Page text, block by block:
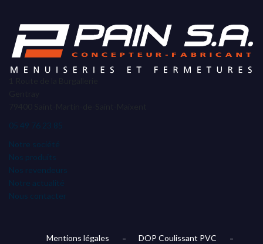
05 49 76 23 85
Notre société
Nos produits
Nos revendeurs
Notre actualité
Nous contacter
Mentions légales
DOP Coulissant PVC